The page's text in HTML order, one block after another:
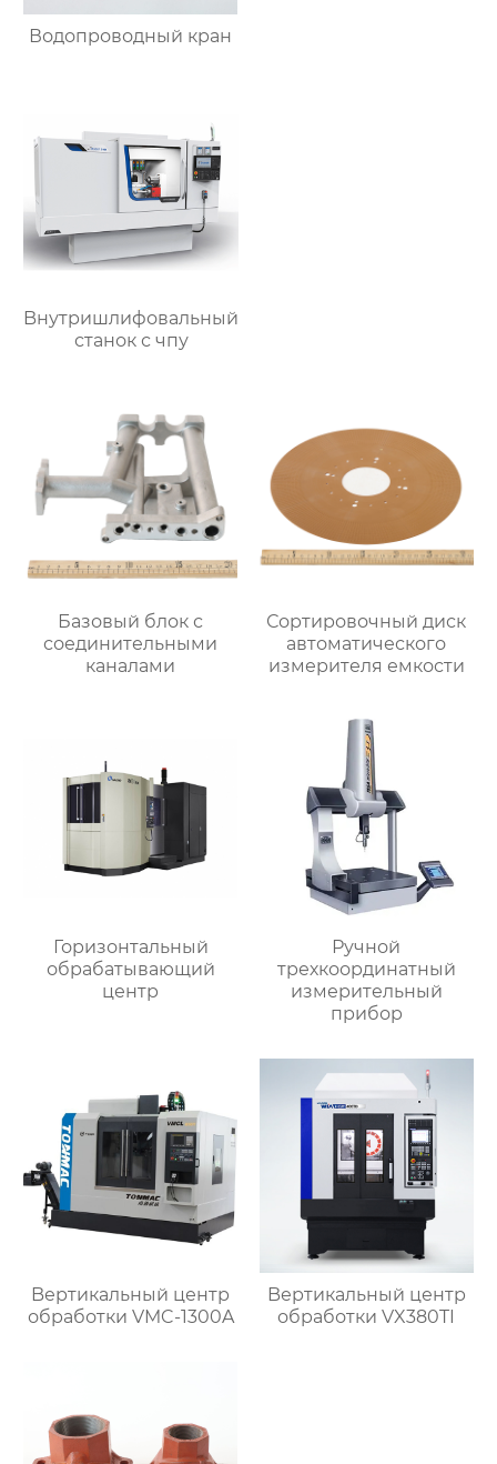
Водопроводный кран
Bнутришлифовальный
станок с чпу
Базовый блок с
соединительными
каналами
Сортировочный диск
автоматического
измерителя емкости
Горизонтальный
обрабатывающий
центр
Ручной
трехкоординатный
измерительный
прибор
Bертикальный центр
обработки VMC-1300A
Bертикальный центр
обработки VX380TI